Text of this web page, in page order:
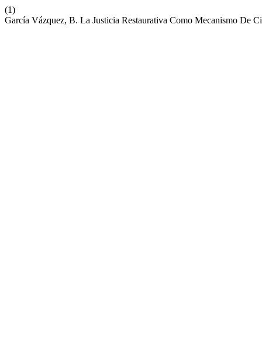
(1)
García Vázquez, B. La Justicia Restaurativa Como Mecanismo De